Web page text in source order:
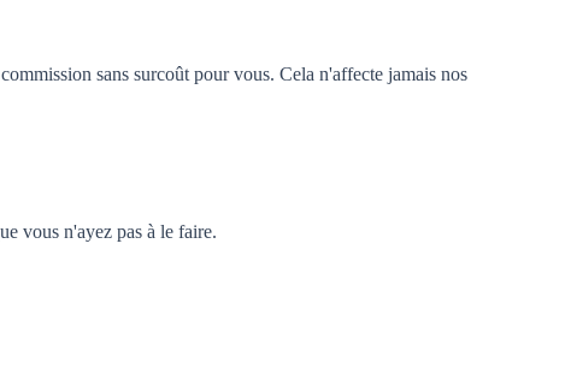
sans surcoût pour vous. Cela n'affecte jamais nos
vous n'ayez pas à le faire.